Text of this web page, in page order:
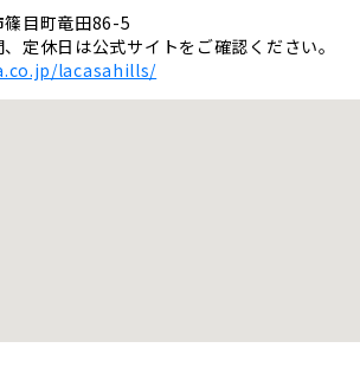
目町竜田86-5
定休日は公式サイトをご確認ください。
lacasahills/